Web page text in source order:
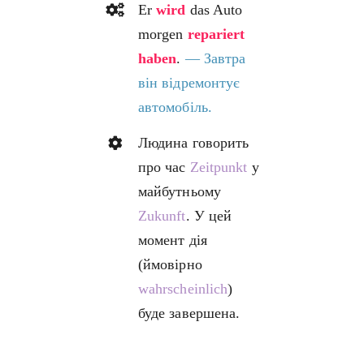
Erwird das Auto
morgen repariert
haben. — Завтра
він відремонтує
автомобіль.
Людина говорить
про час Zeitpunkt у
майбутньому
Zukunft. У цей
момент дія
(ймовірно
wahrscheinlich)
буде завершена.